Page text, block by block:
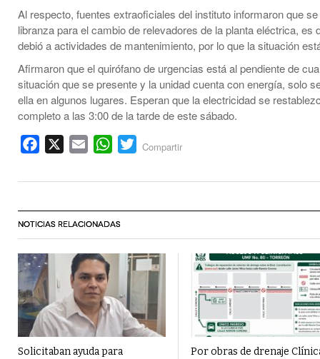
Al respecto, fuentes extraoficiales del instituto informaron que
libranza para el cambio de relevadores de la planta eléctrica, es
debió a actividades de mantenimiento, por lo que la situación
Afirmaron que el quirófano de urgencias está al pendiente de
situación que se presente y la unidad cuenta con energía, solo
ella en algunos lugares. Esperan que la electricidad se
completo a las 3:00 de la tarde de este sábado.
Facebook Email WhatsApp
Twitter
Compartir
NOTICIAS RELACIONADAS
Solicitaban ayuda para
Por obras de drenaje